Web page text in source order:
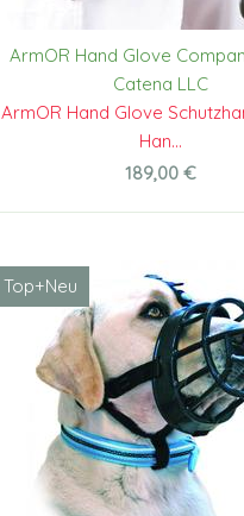
ArmOR Hand Glove
Catena LLC
ArmOR Hand Glove
Han...
189,00 €
Top+Neu